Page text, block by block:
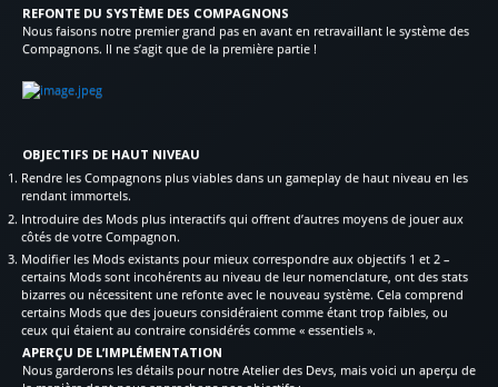
REFONTE DU SYSTÈME DES COMPAGNONS
Nous faisons notre premier grand pas en avant en retravaillant le système des
Compagnons. Il ne s’agit que de la première partie !
OBJECTIFS DE HAUT NIVEAU
Rendre les Compagnons plus viables dans un gameplay de haut niveau en les
rendant immortels.
Introduire des Mods plus interactifs qui offrent d’autres moyens de jouer aux
côtés de votre Compagnon.
Modifier les Mods existants pour mieux correspondre aux objectifs 1 et 2 –
certains Mods sont incohérents au niveau de leur nomenclature, ont des stats
bizarres ou nécessitent une refonte avec le nouveau système. Cela comprend
certains Mods que des joueurs considéraient comme étant trop faibles, ou
ceux qui étaient au contraire considérés comme « essentiels ».
APERÇU DE L’IMPLÉMENTATION
Nous garderons les détails pour notre Atelier des Devs, mais voici un aperçu de